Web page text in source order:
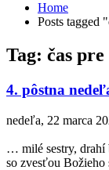
Home
Posts tagged
Tag: čas pre
4. pôstna
nedeľa, 22 marca
… milé sestry, drahí
so zvesťou